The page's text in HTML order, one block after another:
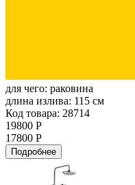
для чего: раковина
длина излива: 115 см
Код товара: 28714
19800 Р
17800 Р
Подробнее